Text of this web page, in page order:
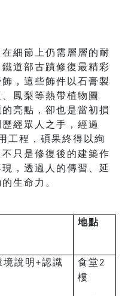
在細節上仍需層層的耐
道部古蹟修復最精彩
，這些飾件以石膏製
鳳梨等熱帶植物圖
亮點，卻也是當初損
經眾人之手，經過
工程，碩果終得以絢
只是修復後的建築作
，透過人的傳習、延
生命力。
地點
境說明 +認識
食堂2
樓